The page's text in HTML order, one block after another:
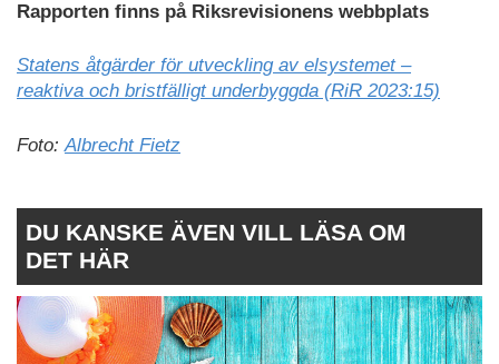
Rapporten finns på Riksrevisionens webbplats
Statens åtgärder för utveckling av elsystemet –
reaktiva och bristfälligt underbyggda (RiR 2023:15)
Foto: Albrecht Fietz
DU KANSKE ÄVEN VILL LÄSA OM
DET HÄR